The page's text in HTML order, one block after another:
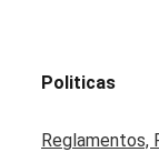
Politicas
Reglamentos,